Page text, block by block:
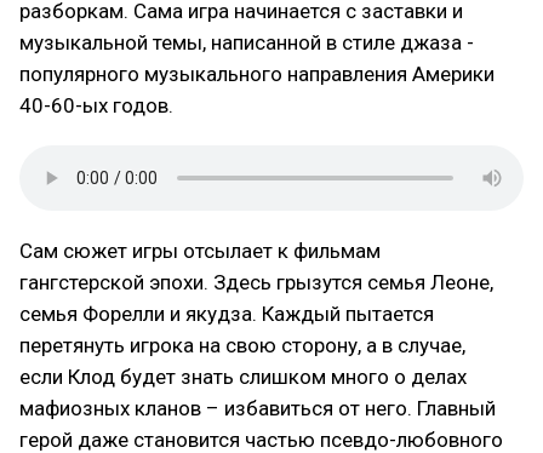
разборкам. Сама игра начинается с заставки и
музыкальной темы, написанной в стиле джаза -
популярного музыкального направления Америки
40-60-ых годов.
Сам сюжет игры отсылает к фильмам
гангстерской эпохи. Здесь грызутся семья Леоне,
семья Форелли и якудза. Каждый пытается
перетянуть игрока на свою сторону, а в случае,
если Клод будет знать слишком много о делах
мафиозных кланов – избавиться от него. Главный
герой даже становится частью псевдо-любовного